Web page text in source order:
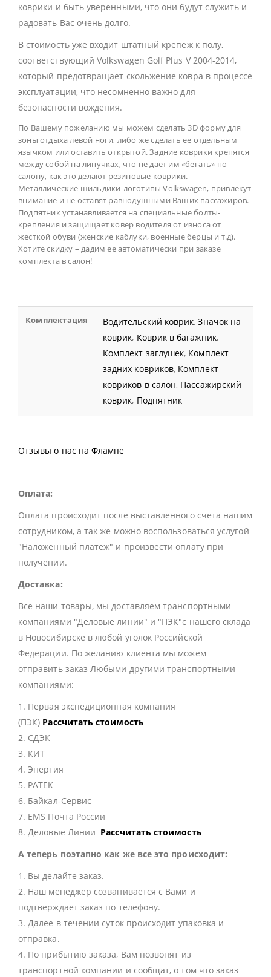
коврики и быть уверенными, что они будут служить и
радовать Вас очень долго.
В стоимость уже входит штатный крепеж к полу,
соответствующий Volkswagen Golf Plus V 2004-2014,
который предотвращает скольжение ковра в процессе
эксплуатации, что несомненно важно для
безопасности вождения.
По Вашему пожеланию мы можем сделать 3D форму для
зоны отдыха левой ноги, либо же сделать ее отдельным
язычком или оставить открытой. Задние коврики крепятся
между собой на липучках, что не дает им «бегать» по
салону, как это делают резиновые коврики.
Металлические шильдики-логотипы Volkswagen, привлекут
внимание и не оставят равнодушными Ваших пассажиров.
Подпятник устанавливается на специальные болты-
крепления и защищает ковер водителя от износа от
жесткой обуви (женские каблуки, военные берцы и т.д).
Хотите скидку – дадим ее автоматически при заказе
комплекта в салон!
Комплектация Водительский коврик,Значок на
коврик, Коврик в багажник,
Комплект заглушек, Комплект
задних ковриков, Комплект
ковриков в салон, Пассажирский
коврик, Подпятник
Отзывы о нас на Флампе
Оплата:
Оплата происходит после выставленного счета нашим
сотрудником, а так же можно воспользоваться услугой
"Наложенный платеж" и произвести оплату при
получении.
Доставка:
Все наши товары, мы доставляем транспортными
компаниями "Деловые линии" и "ПЭК"с нашего склада
в Новосибирске в любой уголок Российской
Федерации. По желанию клиента мы можем
отправить заказ Любыми другими транспортными
компаниями:
1. Первая экспедиционная компания
(ПЭК) Рассчитать стоимость
2. СДЭК
3. КИТ
4. Энергия
5. РАТЕК
6. Байкал-Сервис
7. EMS Почта России
8. Деловые Линии Рассчитать стоимость
А теперь поэтапно как же все это происходит:
1. Вы делайте заказ.
2. Наш менеджер созванивается с Вами и
подтверждает заказ по телефону.
3. Далее в течении суток происходит упаковка и
отправка.
4. По прибытию заказа, Вам позвонят из
транспортной компании и сообщат, о том что заказ